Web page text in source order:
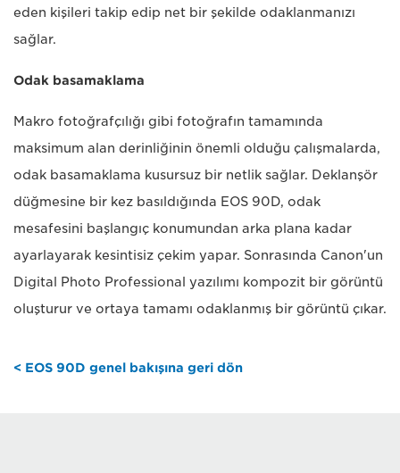
eden kişileri takip edip net bir şekilde odaklanmanızı
sağlar.
Odak basamaklama
Makro fotoğrafçılığı gibi fotoğrafın tamamında
maksimum alan derinliğinin önemli olduğu çalışmalarda,
odak basamaklama kusursuz bir netlik sağlar. Deklanşör
düğmesine bir kez basıldığında EOS 90D, odak
mesafesini başlangıç konumundan arka plana kadar
ayarlayarak kesintisiz çekim yapar. Sonrasında Canon'un
Digital Photo Professional yazılımı kompozit bir görüntü
oluşturur ve ortaya tamamı odaklanmış bir görüntü çıkar.
< EOS 90D genel bakışına geri dön